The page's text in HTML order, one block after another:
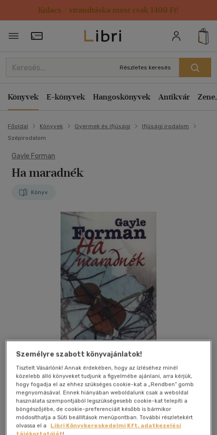
Kulacs / strandtáska most csak 1499 Ft!
Törzsvásárlói Kártya adatai
Részletes keresés
Könyvek E-könyvek Hangoskönyvek Antikvár
Főoldal Könyvek Gyermek és ifjúsági
Ifjúsági irodalom
Szépirodalom
Gayle Forman
Ha maradnék
Könyv
Kívánságlistához adom Megosztom
Ciceró Könyvstúdió Kft.|2011|magyar nyelvű|puhatáblás,
ragasztókötött|258 oldal
Személyre szabott könyvajánlatok!
Tisztelt Vásárlónk! Annak érdekében, hogy az ízléséhez minél
közelebb álló könyveket tudjunk a figyelmébe ajánlani, arra kérjük,
hogy fogadja el az ehhez szükséges cookie-kat a „Rendben” gomb
megnyomásával. Ennek hiányában weboldalunk csak a weboldal
használata szempontjából legszükségesebb cookie-kat telepíti a
böngészőjébe, de cookie-preferenciáit később is bármikor
módosíthatja a Süti beállítások menüpontban. További részletekért
olvassa el a
Libri Könyvkereskedelmi Kft. adatkezelési
tájékoztatóját!